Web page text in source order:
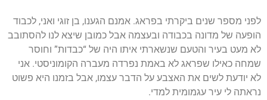
לפני מספר שנים ביקרתי בפראג. אמנם הגענו, בן זוגי ואני, לכבוד
הופעה של מדונה בכבודה ובעצמה אבל כמובן שיצא לנו להסתובב
לא מעט בעיר והטעם שנשארתי איתו היה של “כבדות” וחוסר
שמחה כאילו שפראג לא באמת נפרדה מעברה הקומוניסטי. אני
לא יודעת לשים את האצבע על הדבר עצמו, אבל בזמנו היא פשוט
נראתה לי עיר עגמומית למדי.